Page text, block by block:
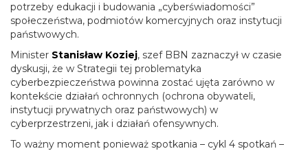
potrzeby edukacji i budowania „cyberświadomości”
społeczeństwa, podmiotów komercyjnych oraz instytucji
państwowych.
Minister Stanisław Koziej, szef BBN zaznaczył w czasie
dyskusji, że w Strategii tej problematyka
cyberbezpieczeństwa powinna zostać ujęta zarówno w
kontekście działań ochronnych (ochrona obywateli,
instytucji prywatnych oraz państwowych) w
cyberprzestrzeni, jak i działań ofensywnych.
To ważny moment ponieważ spotkania – cykl 4 spotkań –